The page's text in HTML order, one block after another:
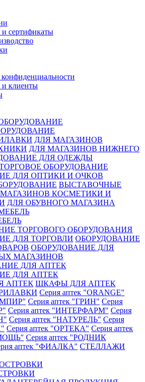
сертификаты
клиенты
ДЛЯ МАГАЗИНОВ
ДЛЯ МАГАЗИНОВ НИЖНЕГО
ДЛЯ ОДЕЖДЫ
ОБОРУДОВАНИЕ
ДЛЯ ОПТИКИ И ОЧКОВ
ВЫСТАВОЧНЫЕ
КОСМЕТИКИ И
ДЛЯ ОБУВНОГО МАГАЗИНА
ТОРГОВОГО ОБОРУДОВАНИЯ
ДЛЯ ТОРГОВЛИ ОБОРУДОВАНИЕ
ОБОРУДОВАНИЕ ДЛЯ
МАГАЗИНОВ
ДЛЯ АПТЕК
АПТЕК ШКАФЫ ДЛЯ АПТЕК
Серия аптек "ORANGE"
Серия аптек "ГРИН" Серия
Серия аптек "ИНТЕРФАРМ" Серия
Серия аптек "НАТУРЕЛЬ" Серия
Серия аптек "ОРТЕКА" Серия аптек
Серия аптек "РОДНИК
аптек "ФИАЛКА" СТЕЛЛАЖИ